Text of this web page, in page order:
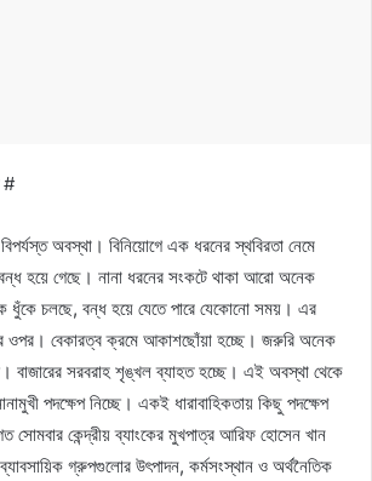
#
অবস্থা। বিনিয়োগে এক ধরনের স্থবিরতা নেমে
হয়ে গেছে। নানা ধরনের সংকটে থাকা আরো অনেক
ধুঁকে চলছে, বন্ধ হয়ে যেতে পারে যেকোনো সময়। এর
ওপর। বেকারত্ব ক্রমে আকাশছোঁয়া হচ্ছে। জরুরি অনেক
বাজারের সরবরাহ শৃঙ্খল ব্যাহত হচ্ছে। এই অবস্থা থেকে
পদক্ষেপ নিচ্ছে। একই ধারাবাহিকতায় কিছু পদক্ষেপ
সোমবার কেন্দ্রীয় ব্যাংকের মুখপাত্র আরিফ হোসেন খান
গ্রুপগুলোর উৎপাদন, কর্মসংস্থান ও অর্থনৈতিক